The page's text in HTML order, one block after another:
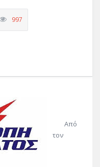
997
Από
τον